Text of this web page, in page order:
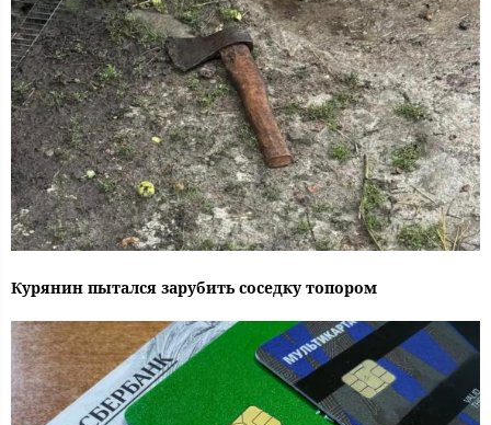
Курянин пытался зарубить соседку топором